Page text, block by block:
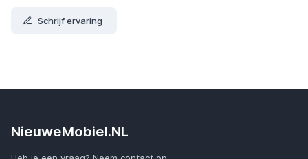
Schrijf ervaring
NieuweMobiel.NL